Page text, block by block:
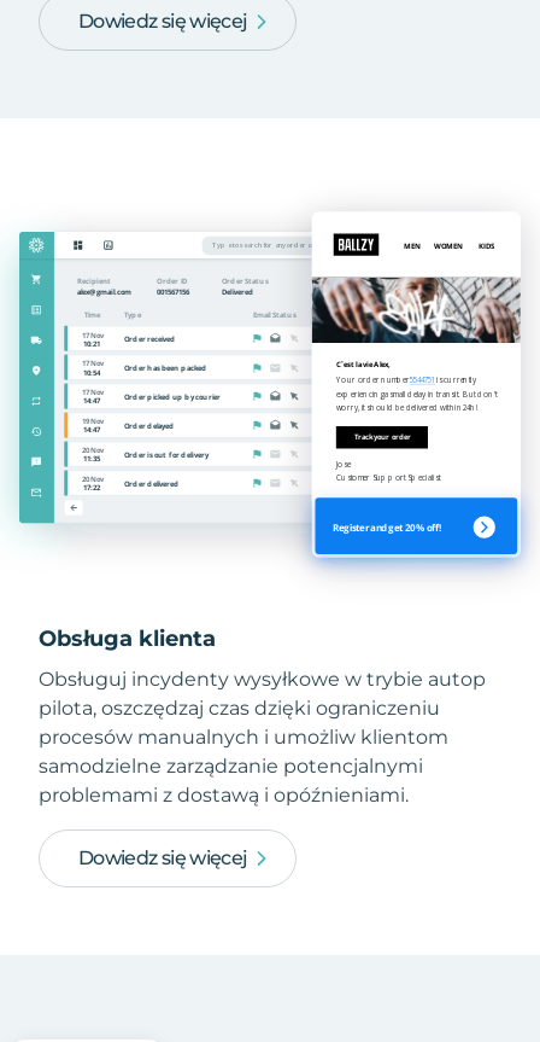
Dowiedz się więcej
Obsługa klienta
Obsługuj incydenty wysyłkowe w trybie autop
pilota, oszczędzaj czas dzięki ograniczeniu
procesów manualnych i umożliw klientom
samodzielne zarządzanie potencjalnymi
problemami z dostawą i opóźnieniami.
Dowiedz się więcej